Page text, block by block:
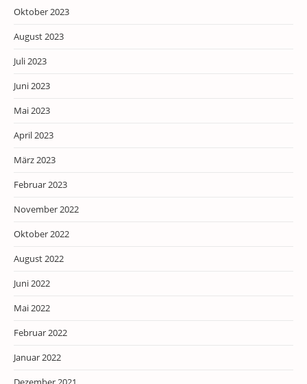
Oktober 2023
August 2023
Juli 2023
Juni 2023
Mai 2023
April 2023
März 2023
Februar 2023
November 2022
Oktober 2022
August 2022
Juni 2022
Mai 2022
Februar 2022
Januar 2022